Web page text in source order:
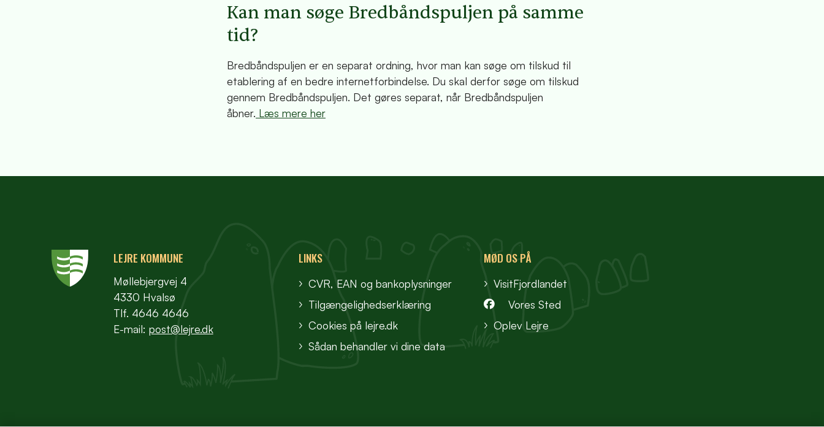
Kan man søge Bredbåndspuljen på samme
tid?
Bredbåndspuljen er en separat ordning, hvor man kan søge om tilskud til
etablering af en bedre internetforbindelse. Du skal derfor søge om tilskud
gennem Bredbåndspuljen. Det gøres separat, når Bredbåndspuljen
åbner. Læs mere her
LEJRE KOMMUNE
Møllebjergvej 4
4330 Hvalsø
Tlf. 4646 4646
E-mail: post@lejre.dk
LINKS
CVR, EAN og bankoplysninger
Tilgængelighedserklæring
Cookies på lejre.dk
Sådan behandler vi dine data
MØD OS PÅ
VisitFjordlandet
Vores Sted
Oplev Lejre